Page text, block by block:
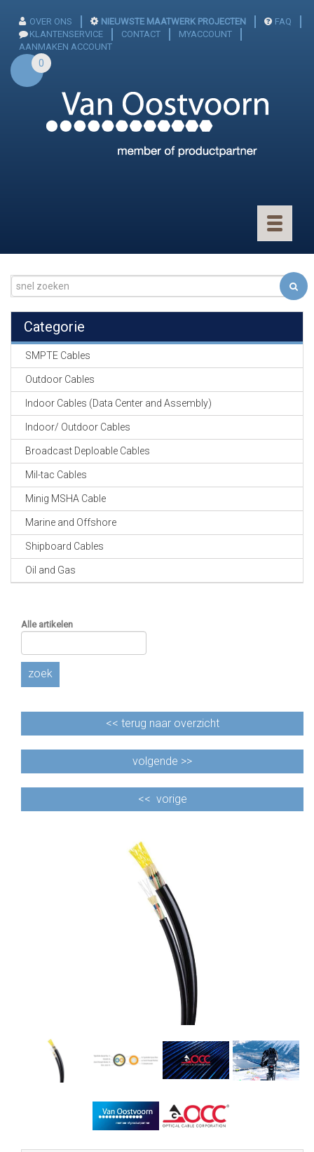
OVER ONS NIEUWSTE MAATWERK PROJECTEN
FAQ
KLANTENSERVICE
CONTACT
MYACCOUNT
AANMAKEN ACCOUNT
0
Toggle
GEVLOCHTEN KOUS
KRIMP KOUS
KOPER KABEL
OP ROL
FIBER CABLE
GE-ASSEMBLEERDE
CABLE EQUIPEMENTS
Categorie
SMPTE Cables
Outdoor Cables
Indoor Cables (Data Center and Assembly)
Indoor/ Outdoor Cables
Broadcast Deploable Cables
Mil-tac Cables
Minig MSHA Cable
Marine and Offshore
Shipboard Cables
Oil and Gas
Alle artikelen
zoek
<< terug naar overzicht
volgende >>
<< vorige